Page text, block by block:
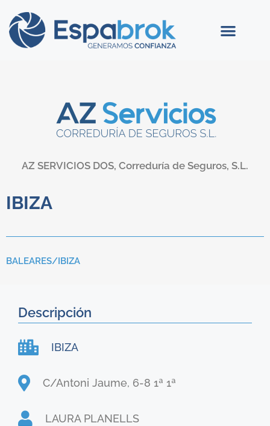
AZ SERVICIOS DOS, Correduría de Seguros, S.L.
IBIZA
BALEARES/IBIZA
Descripción
IBIZA
C/Antoni Jaume, 6-8 1ª 1ª
LAURA PLANELLS